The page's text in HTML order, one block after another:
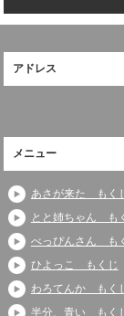
アドレス
メニュー
あさが来た もく
とと姉ちゃん も
べっぴんさん も
ひよっこ もくじ
わろてんか もく
半分、青い もく